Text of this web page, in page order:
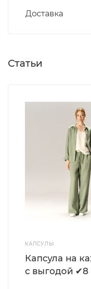
Доставка
Статьи
КАПСУЛЫ
Капсула на
с выгодой ✔8